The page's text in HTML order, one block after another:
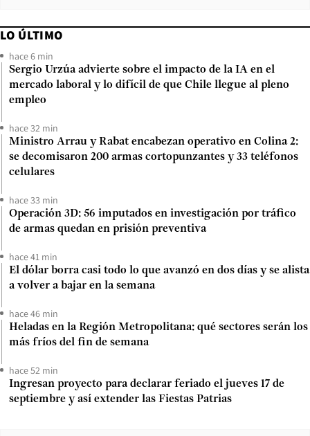
LO ÚLTIMO
hace 6 min
Sergio Urzúa advierte sobre el impacto de la IA en el
mercado laboral y lo difícil de que Chile llegue al pleno
empleo
hace 32 min
Ministro Arrau y Rabat encabezan operativo en Colina 2:
se decomisaron 200 armas cortopunzantes y 33 teléfonos
celulares
hace 33 min
Operación 3D: 56 imputados en investigación por tráfico
de armas quedan en prisión preventiva
hace 41 min
El dólar borra casi todo lo que avanzó en dos días y se alista
a volver a bajar en la semana
hace 46 min
Heladas en la Región Metropolitana: qué sectores serán los
más fríos del fin de semana
hace 52 min
Ingresan proyecto para declarar feriado el jueves 17 de
septiembre y así extender las Fiestas Patrias